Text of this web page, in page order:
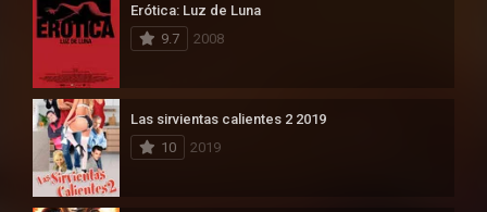
Erótica: Luz de Luna
9.7
2008
Las sirvientas calientes 2 2019
10
2019